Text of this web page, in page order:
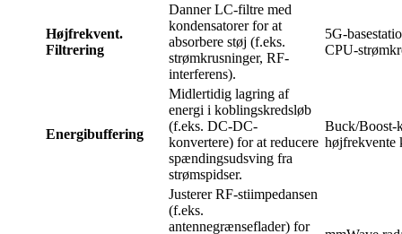
Højfrekvent.
Filtrering
Danner LC-filtre med
kondensatorer for at
absorbere støj (f.eks.
strømkrusninger, RF-
interferens).
5G-
CPU-
Energibuffering
Midlertidig lagring af
energi i koblingskredsløb
(f.eks. DC-DC-
konvertere) for at reducere
spændingsudsving fra
strømspidser.
Buck/Boost-
højfrekvente
Justerer RF-stiimpedansen
(f.eks.
antennegrænseflader) for